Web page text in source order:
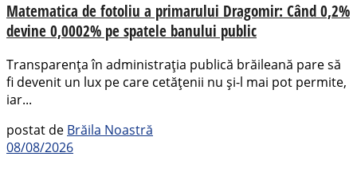
Matematica de fotoliu a primarului Dragomir: Când 0,2%
devine 0,0002% pe spatele banului public
Transparența în administrația publică brăileană pare să
fi devenit un lux pe care cetățenii nu și-l mai pot permite,
iar...
postat de Brăila Noastră
08/08/2026